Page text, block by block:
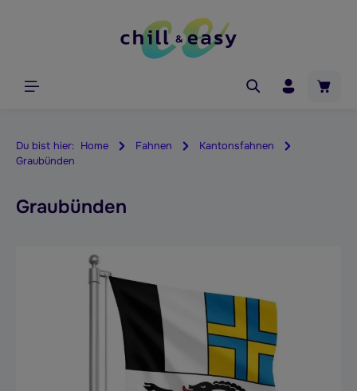
Du bist hier: Home Fahnen
Kantonsfahnen
Graubünden
Graubünden